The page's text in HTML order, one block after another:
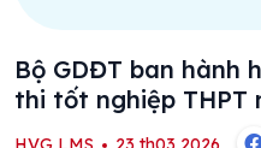
Bộ GDĐT ban hành
thi tốt nghiệp THPT